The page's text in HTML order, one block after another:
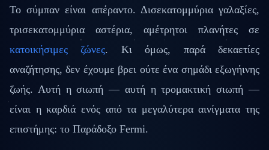
Το σύμπαν είναι απέραντο. Δισεκατομμύρια γαλαξίες,
τρισεκατομμύρια αστέρια, αμέτρητοι πλανήτες σε
κατοικήσιμες ζώνες. Κι όμως, παρά δεκαετίες
αναζήτησης, δεν έχουμε βρει ούτε ένα σημάδι εξωγήινης
ζωής. Αυτή η σιωπή — αυτή η τρομακτική σιωπή —
είναι η καρδιά ενός από τα μεγαλύτερα αινίγματα της
επιστήμης: το Παράδοξο Fermi.